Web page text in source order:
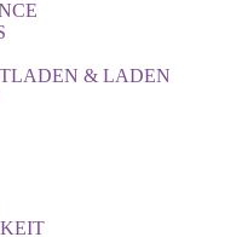
& LADEN